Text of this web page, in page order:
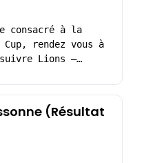
consacré à la
rendez vous à
Lions –…
(Résultat